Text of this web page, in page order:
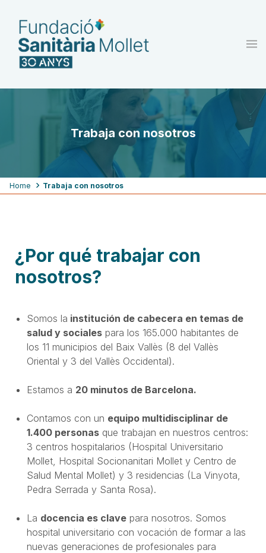
main
content
Trabaja con nosotros
Breadcrumb
Home Trabaja con nosotros
¿Por qué trabajar con
nosotros?
Somos la institución de cabecera en temas de
salud y sociales para los 165.000 habitantes de
los 11 municipios del Baix Vallès (8 del Vallès
Oriental y 3 del Vallès Occidental).
Estamos a 20 minutos de Barcelona.
Contamos con un equipo multidisciplinar de
1.400 personas que trabajan en nuestros centros:
3 centros hospitalarios (Hospital Universitario
Mollet, Hospital Socionanitari Mollet y Centro de
Salud Mental Mollet) y 3 residencias (La Vinyota,
Pedra Serrada y Santa Rosa).
La docencia es clave para nosotros. Somos
hospital universitario con vocación de formar a las
nuevas generaciones de profesionales para